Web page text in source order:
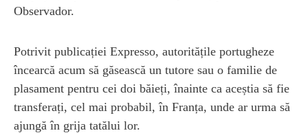
Observador.
Potrivit publicației Expresso, autoritățile portugheze
încearcă acum să găsească un tutore sau o familie de
plasament pentru cei doi băieți, înainte ca aceștia să fie
transferați, cel mai probabil, în Franța, unde ar urma să
ajungă în grija tatălui lor.